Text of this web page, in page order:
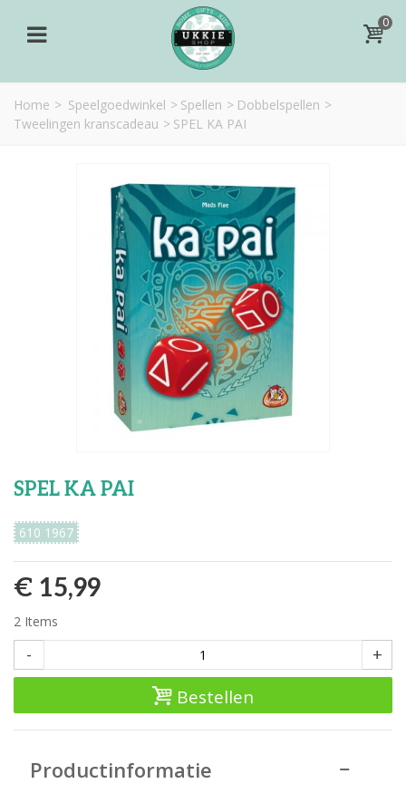
0
Home > Speelgoedwinkel > Spellen > Dobbelspellen >
Tweelingen kranscadeau > SPEL KA PAI
SPEL KA PAI
610 1967
€ 15,99
2 Items
- +
Bestellen
Productinformatie